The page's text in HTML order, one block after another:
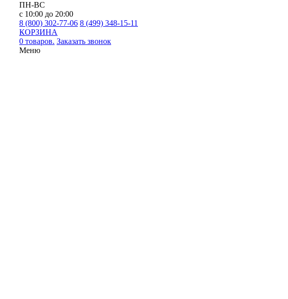
ПН-ВС
с 10:00 до 20:00
8 (800) 302-77-06 8 (499) 348-15-11
КОРЗИНА
0 товаров. Заказать звонок
Меню